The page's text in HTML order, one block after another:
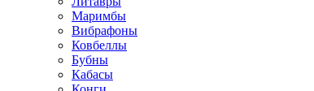
Маримбы
Вибрафоны
Ковбеллы
Бубны
Кабасы